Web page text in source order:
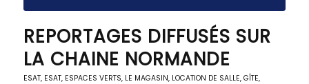
REPORTAGES DIFFUSÉS SUR
LA CHAINE NORMANDE
ESAT, ESAT, ESPACES VERTS, LE MAGASIN, LOCATION DE SALLE, GÎTE,